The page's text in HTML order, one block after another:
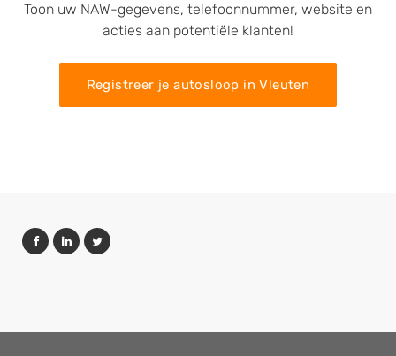
Toon uw NAW-gegevens, telefoonnummer, website en
acties aan potentiële klanten!
Registreer je autosloop in Vleuten